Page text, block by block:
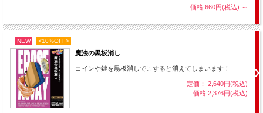
価格:660円(税込) ～
NEW <10%OFF>
魔法の黒板消し
コインや鍵を黒板消しでこすると消えてしまいます！
定価： 2,640円(税込)
価格:2,376円(税込)